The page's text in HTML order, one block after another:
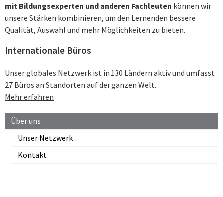
Über uns
Unser Netzwerk
Kontakt
mit Bildungsexperten und anderen Fachleuten können wir
unsere Stärken kombinieren, um den Lernenden bessere
Qualität, Auswahl und mehr Möglichkeiten zu bieten.
Internationale Büros
Unser globales Netzwerk ist in 130 Ländern aktiv und umfasst
27 Büros an Standorten auf der ganzen Welt.
Mehr erfahren